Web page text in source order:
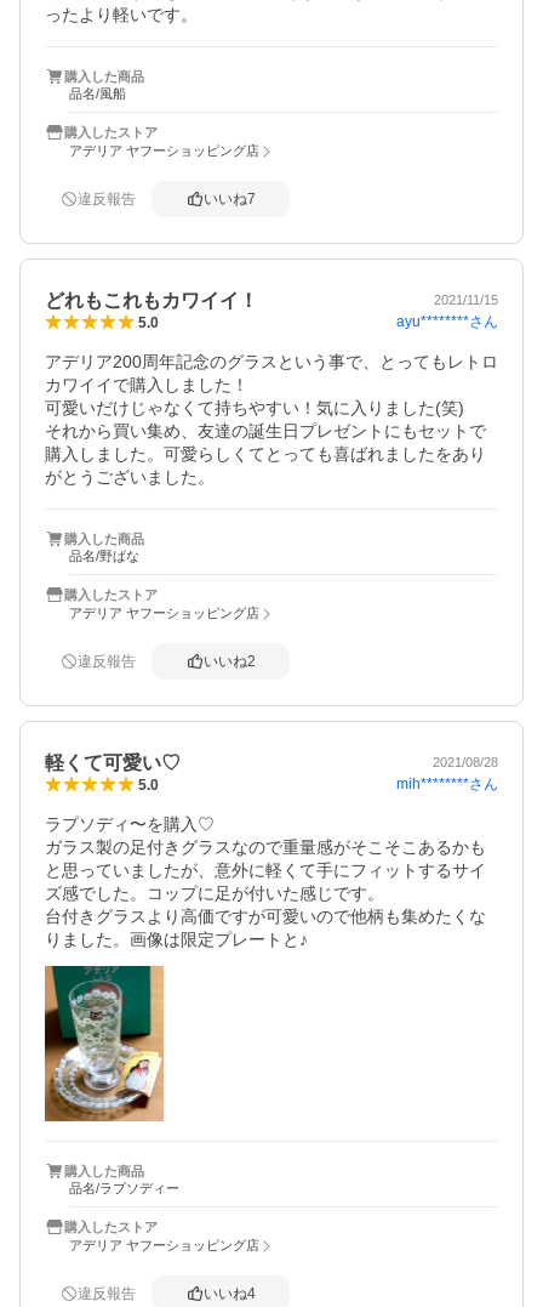
ったより軽いです。
購入した商品
品名/風船
購入したストア
アデリア ヤフーショッピング店
違反報告 いいね7
どれもこれもカワイイ！ 2021/11/15
5.0 ayu********さん
アデリア200周年記念のグラスという事で、とってもレトロ
カワイイで購入しました！
可愛いだけじゃなくて持ちやすい！気に入りました(笑)
それから買い集め、友達の誕生日プレゼントにもセットで
購入しました。可愛らしくてとっても喜ばれましたをあり
がとうございました。
購入した商品
品名/野ばな
購入したストア
アデリア ヤフーショッピング店
違反報告 いいね2
軽くて可愛い♡ 2021/08/28
5.0 mih********さん
ラプソディ〜を購入♡
ガラス製の足付きグラスなので重量感がそこそこあるかも
と思っていましたが、意外に軽くて手にフィットするサイ
ズ感でした。コップに足が付いた感じです。
台付きグラスより高価ですが可愛いので他柄も集めたくな
りました。画像は限定プレートと♪
購入した商品
品名/ラプソディー
購入したストア
アデリア ヤフーショッピング店
違反報告 いいね4